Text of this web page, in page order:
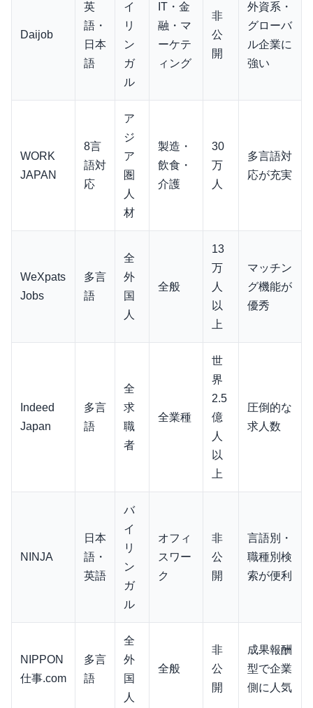
Daijob
英
語・
日本
語
イ
リ
ン
ガ
ル
IT・金
融・マ
ーケテ
ィング
非
公
開
外資系・
グローバ
ル企業に
強い
WORK
JAPAN
8言
語対
応
ア
ジ
ア
圏
人
材
製造・
飲食・
介護
30
万
人
多言語対
応が充実
WeXpats
Jobs
多言
語
全
外
国
人
全般
13
万
人
以
上
マッチン
グ機能が
優秀
Indeed
Japan
多言
語
全
求
職
者
全業種
世
界
2.5
億
人
以
上
圧倒的な
求人数
NINJA
日本
語・
英語
バ
イ
リ
ン
ガ
ル
オフィ
スワー
ク
非
公
開
言語別・
職種別検
索が便利
NIPPON
仕事.com
多言
語
全
外
国
人
全般
非
公
開
成果報酬
型で企業
側に人気